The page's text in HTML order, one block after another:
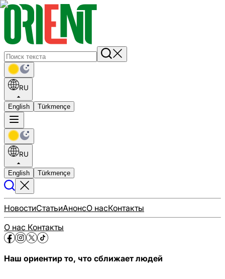
RU
English Türkmençe
RU
English Türkmençe
НовостиСтатьиАнонсО насКонтакты
О нас Контакты
Наш ориентир то, что сближает людей